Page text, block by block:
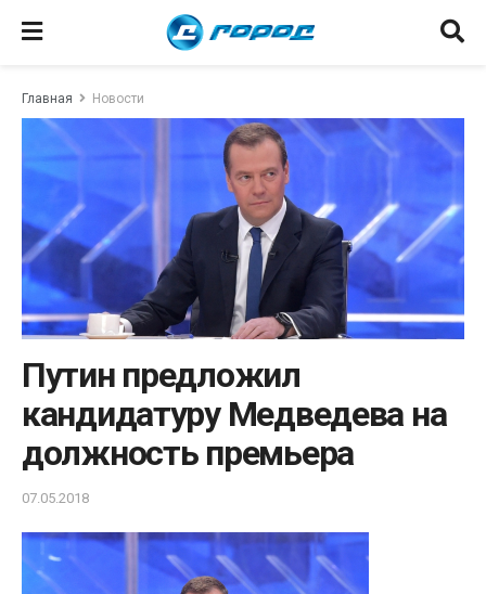
Главная Новости
Путин предложил
кандидатуру Медведева на
должность премьера
07.05.2018